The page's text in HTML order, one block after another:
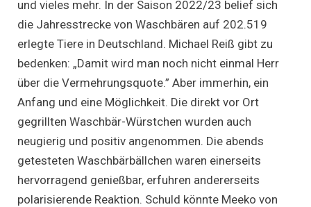
und vieles mehr. In der Saison 2022/23 belief sich
die Jahresstrecke von Waschbären auf 202.519
erlegte Tiere in Deutschland. Michael Reiß gibt zu
bedenken: „Damit wird man noch nicht einmal Herr
über die Vermehrungsquote.” Aber immerhin, ein
Anfang und eine Möglichkeit. Die direkt vor Ort
gegrillten Waschbär-Würstchen wurden auch
neugierig und positiv angenommen. Die abends
getesteten Waschbärbällchen waren einerseits
hervorragend genießbar, erfuhren andererseits
polarisierende Reaktion. Schuld könnte Meeko von